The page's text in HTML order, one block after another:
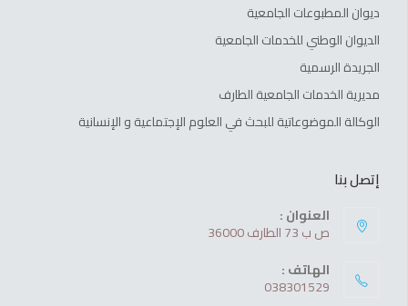
ديوان المطبوعات الجامعية
الديوان الوطني للخدمات الجامعية
الجريدة الرسمية
مديرية الخدمات الجامعية الطارف
الوكالة الموضوعاتية للبحث في العلوم الإجتماعية و الإنسانية
إتصل بنا
العنوان :
ص ب 73 الطارف 36000
الهاتف :
038301529